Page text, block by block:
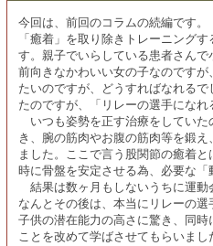
今回は、前回のコラムの続編です。
「癒着」を取り除きトレーニング
す。親子でいらしている患者さん
前向きなかわいい女の子なのです
たいのですが、どうすればなれる
たのですが、「リレーの選手になれ
いつも姿勢を正す治療をしていた
き、腕の筋肉やお腹の筋肉等を鍛
ました。ここで言う股関節の癒着
時に骨盤を安定させる為、必要な「
結果は数ヶ月もしないうちに運動
なんとその後は、本当にリレーの選
子供の潜在能力の高さに驚き、同
ことを改めて学ばさせてもらいまし